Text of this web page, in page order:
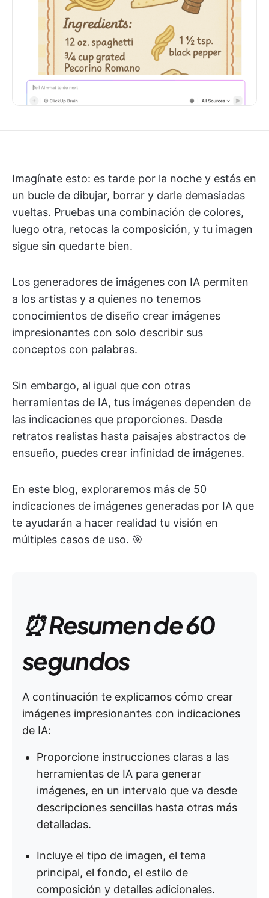
Imagínate esto: es tarde por la noche y estás en
un bucle de dibujar, borrar y darle demasiadas
vueltas. Pruebas una combinación de colores,
luego otra, retocas la composición, y tu imagen
sigue sin quedarte bien.
Los generadores de imágenes con IA permiten
a los artistas y a quienes no tenemos
conocimientos de diseño crear imágenes
impresionantes con solo describir sus
conceptos con palabras.
Sin embargo, al igual que con otras
herramientas de IA, tus imágenes dependen de
las indicaciones que proporciones. Desde
retratos realistas hasta paisajes abstractos de
ensueño, puedes crear infinidad de imágenes.
En este blog, exploraremos más de 50
indicaciones de imágenes generadas por IA que
te ayudarán a hacer realidad tu visión en
múltiples casos de uso. 🎯
⏰ Resumen de 60
segundos
A continuación te explicamos cómo crear
imágenes impresionantes con indicaciones
de IA:
Proporcione instrucciones claras a las
herramientas de IA para generar
imágenes, en un intervalo que va desde
descripciones sencillas hasta otras más
detalladas.
Incluye el tipo de imagen, el tema
principal, el fondo, el estilo de
composición y detalles adicionales.